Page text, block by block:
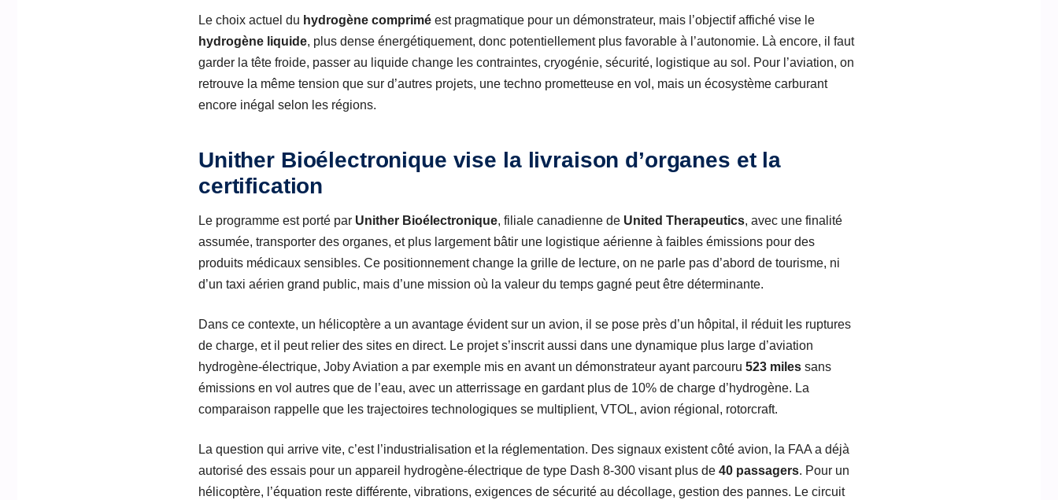
Le choix actuel du hydrogène comprimé est pragmatique pour un démonstrateur, mais l’objectif affiché vise le
hydrogène liquide, plus dense énergétiquement, donc potentiellement plus favorable à l’autonomie. Là encore, il faut
garder la tête froide, passer au liquide change les contraintes, cryogénie, sécurité, logistique au sol. Pour l’aviation, on
retrouve la même tension que sur d’autres projets, une techno prometteuse en vol, mais un écosystème carburant
encore inégal selon les régions.
Unither Bioélectronique vise la livraison d’organes et la
certification
Le programme est porté par Unither Bioélectronique, filiale canadienne de United Therapeutics, avec une finalité
assumée, transporter des organes, et plus largement bâtir une logistique aérienne à faibles émissions pour des
produits médicaux sensibles. Ce positionnement change la grille de lecture, on ne parle pas d’abord de tourisme, ni
d’un taxi aérien grand public, mais d’une mission où la valeur du temps gagné peut être déterminante.
Dans ce contexte, un hélicoptère a un avantage évident sur un avion, il se pose près d’un hôpital, il réduit les ruptures
de charge, et il peut relier des sites en direct. Le projet s’inscrit aussi dans une dynamique plus large d’aviation
hydrogène-électrique, Joby Aviation a par exemple mis en avant un démonstrateur ayant parcouru 523 miles sans
émissions en vol autres que de l’eau, avec un atterrissage en gardant plus de 10% de charge d’hydrogène. La
comparaison rappelle que les trajectoires technologiques se multiplient, VTOL, avion régional, rotorcraft.
La question qui arrive vite, c’est l’industrialisation et la réglementation. Des signaux existent côté avion, la FAA a déjà
autorisé des essais pour un appareil hydrogène-électrique de type Dash 8-300 visant plus de 40 passagers. Pour un
hélicoptère, l’équation reste différente, vibrations, exigences de sécurité au décollage, gestion des pannes. Le circuit